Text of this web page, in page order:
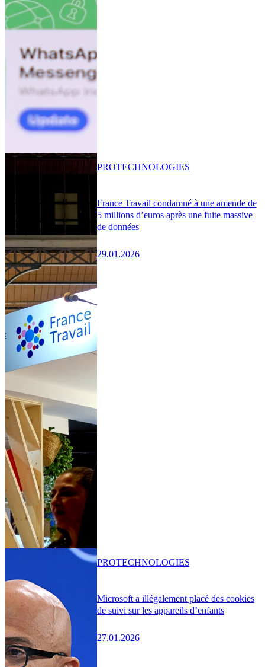
France Travail condamné à une amende de
5 millions d’euros après une fuite massive
de données
29.01.2026
PROTECHNOLOGIES
Microsoft a illégalement placé des cookies
de suivi sur les appareils d’enfants
27.01.2026
PROTECHNOLOGIES